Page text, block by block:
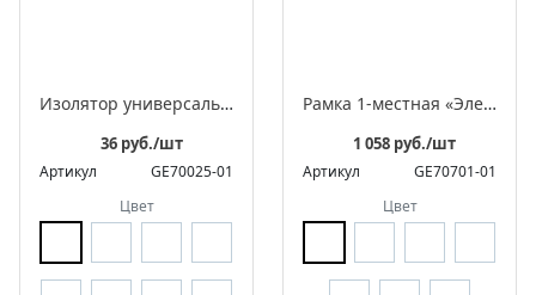
Изолятор универсальный фарфоровый для 2-3 жильного провода
36 руб./шт
Артикул
GE70025-01
Цвет
Рамка 1-местная «Элегант»
1 058 руб./шт
Артикул
GE70701-01
Цвет